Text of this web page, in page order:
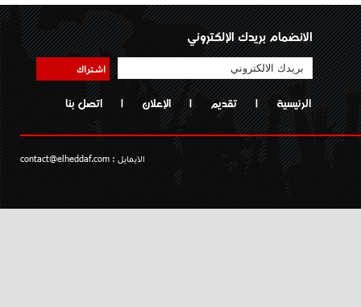
الانضمام بريدك الإلكتروني
اشتراك
الرئيسية | تقديم | الإعلان | اتصل بنا
الايمايل : contact@elheddaf.com